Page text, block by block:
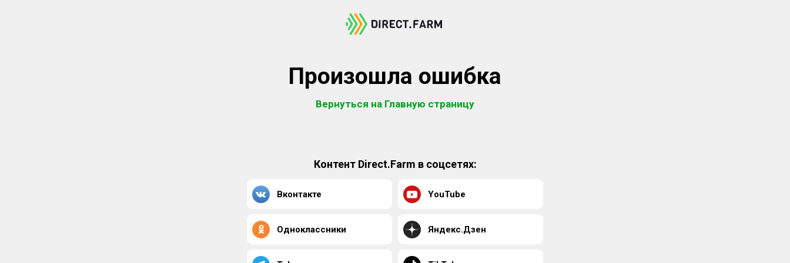
Произошла ошибка
Вернуться на Главную страницу
Контент Direct.Farm в соцсетях:
Вконтакте YouTube
Одноклассники Яндекс.Дзен